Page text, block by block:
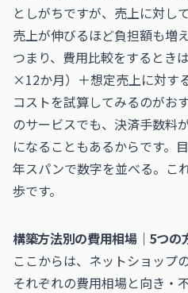
としがちですが、売上に対し
売上が伸びるほど負担額も増
つまり、費用比較をするとき
×12か月）＋想定売上に対す
コストを試算してみるのがお
のサービスでも、決済手数料
になることもあるからです。
年スパンで数字を並べる。こ
歩です。
構築方法別の費用相場｜5つの
ここからは、ネットショップ
それぞれの費用相場と向き・